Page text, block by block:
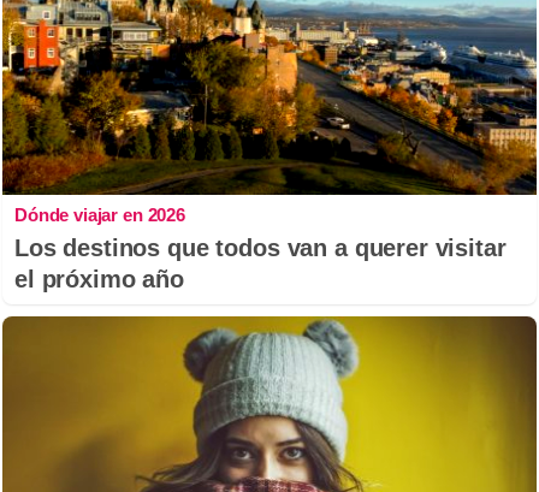
Dónde viajar en 2026
Los destinos que todos van a querer visitar
el próximo año